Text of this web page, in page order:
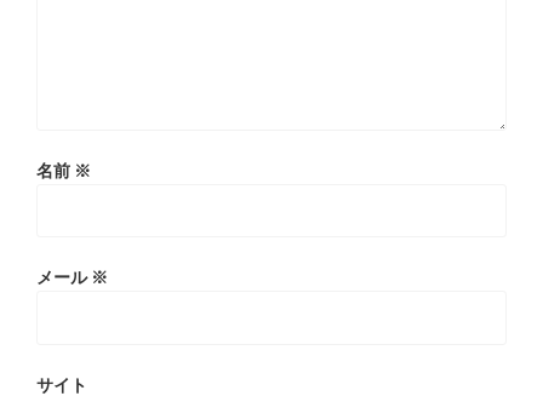
名前 ※
メール ※
サイト